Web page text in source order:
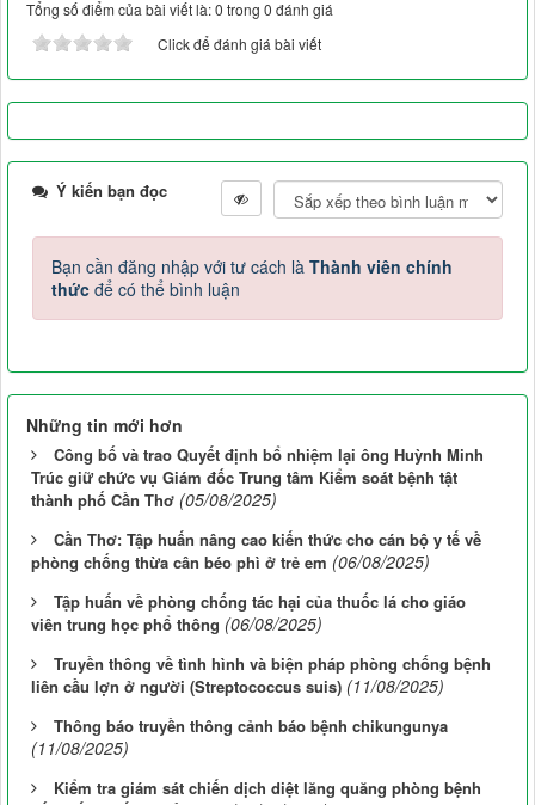
Tổng số điểm của bài viết là: 0 trong 0 đánh giá
Click để đánh giá bài viết
Ý kiến bạn đọc
Bạn cần đăng nhập với tư cách là Thành viên chính
thức để có thể bình luận
Những tin mới hơn
Công bố và trao Quyết định bổ nhiệm lại ông Huỳnh Minh
Trúc giữ chức vụ Giám đốc Trung tâm Kiểm soát bệnh tật
thành phố Cần Thơ (05/08/2025)
Cần Thơ: Tập huấn nâng cao kiến thức cho cán bộ y tế về
phòng chống thừa cân béo phì ở trẻ em (06/08/2025)
Tập huấn về phòng chống tác hại của thuốc lá cho giáo
viên trung học phổ thông (06/08/2025)
Truyền thông về tình hình và biện pháp phòng chống bệnh
liên cầu lợn ở người (Streptococcus suis) (11/08/2025)
Thông báo truyền thông cảnh báo bệnh chikungunya
(11/08/2025)
Kiểm tra giám sát chiến dịch diệt lăng quăng phòng bệnh